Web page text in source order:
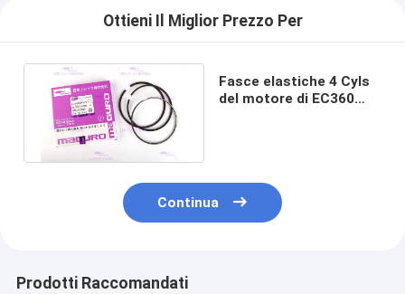
Ottieni Il Miglior Prezzo Per
Fasce elastiche 4 Cyls
del motore di EC360
Continua
Prodotti Raccomandati